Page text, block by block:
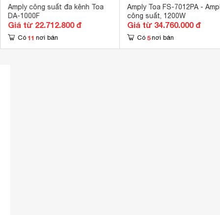
Amply công suất đa kênh Toa
DA-1000F
Giá từ 22.712.800 đ
Có 11 nơi bán
Amply Toa FS-7012PA -
công suất, 1200W
Giá từ 34.760.000 đ
Có 5 nơi bán